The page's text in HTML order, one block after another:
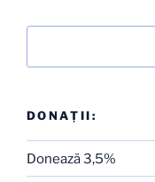
DONAȚII:
Donează 3,5%